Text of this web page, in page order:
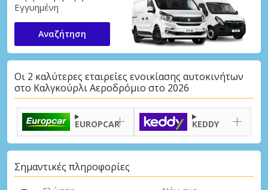
Εγγυημένη
Αναζήτηση
Οι 2 καλύτερες εταιρείες ενοικίασης αυτοκινήτων
στο Καλγκούρλι Αεροδρόμιο στο 2026
EUROPCAR KEDDY
Σημαντικές πληροφορίες